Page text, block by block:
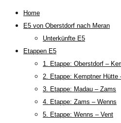
Home
E5 von Oberstdorf nach Meran
Unterkünfte E5
Etappen E5
1. Etappe: Oberstdorf –
2. Etappe: Kemptner Hütte
3. Etappe: Madau – Zams
4. Etappe: Zams – Wenns
5. Etappe: Wenns – Vent